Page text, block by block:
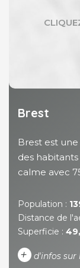
Brest
Brest est
des
calme avec
Population :
Distance de
Superficie :
+ d'infos sur